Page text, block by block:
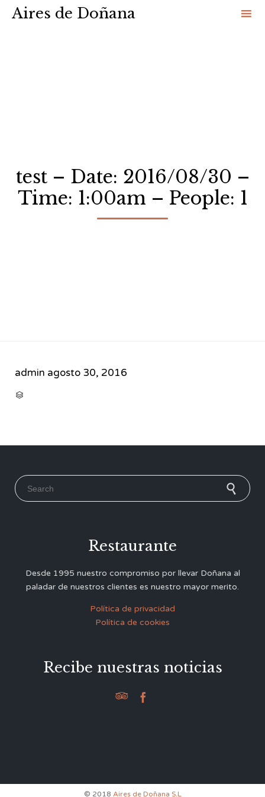
Aires de Doñana
test – Date: 2016/08/30 –
Time: 1:00am – People: 1
admin agosto 30, 2016

Search for:
Restaurante
Desde 1995 nuestro compromiso por llevar Doñana al
paladar de nuestros clientes es nuestro mayor merito.
Política de privacidad
Política de cookies
Recibe nuestras noticias
 
© 2018 Aires de Doñana S.L